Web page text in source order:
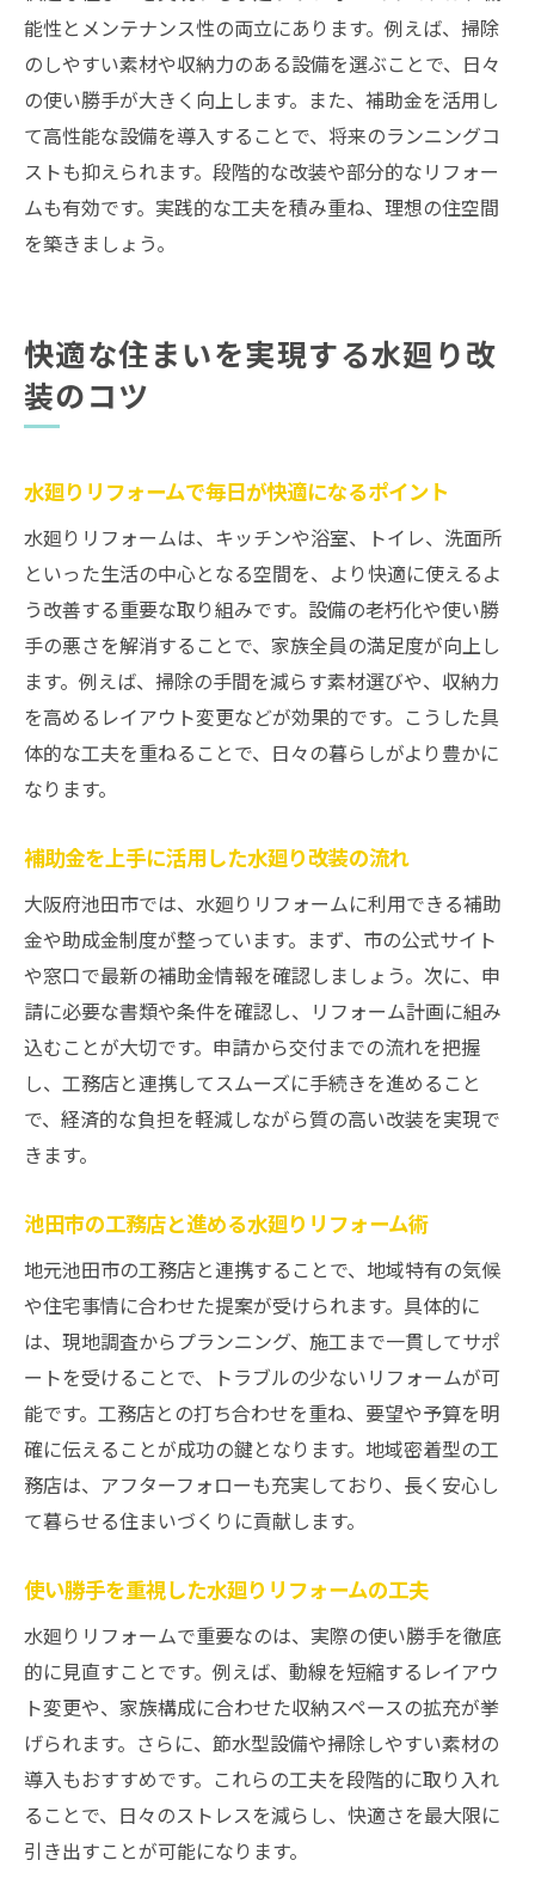
能性とメンテナンス性の両立にあります。例えば、掃除
のしやすい素材や収納力のある設備を選ぶことで、日々
の使い勝手が大きく向上します。また、補助金を活用し
て高性能な設備を導入することで、将来のランニングコ
ストも抑えられます。段階的な改装や部分的なリフォー
ムも有効です。実践的な工夫を積み重ね、理想の住空間
を築きましょう。
快適な住まいを実現する水廻り改
装のコツ
水廻りリフォームで毎日が快適になるポイント
水廻りリフォームは、キッチンや浴室、トイレ、洗面所
といった生活の中心となる空間を、より快適に使えるよ
う改善する重要な取り組みです。設備の老朽化や使い勝
手の悪さを解消することで、家族全員の満足度が向上し
ます。例えば、掃除の手間を減らす素材選びや、収納力
を高めるレイアウト変更などが効果的です。こうした具
体的な工夫を重ねることで、日々の暮らしがより豊かに
なります。
補助金を上手に活用した水廻り改装の流れ
大阪府池田市では、水廻りリフォームに利用できる補助
金や助成金制度が整っています。まず、市の公式サイト
や窓口で最新の補助金情報を確認しましょう。次に、申
請に必要な書類や条件を確認し、リフォーム計画に組み
込むことが大切です。申請から交付までの流れを把握
し、工務店と連携してスムーズに手続きを進めること
で、経済的な負担を軽減しながら質の高い改装を実現で
きます。
池田市の工務店と進める水廻りリフォーム術
地元池田市の工務店と連携することで、地域特有の気候
や住宅事情に合わせた提案が受けられます。具体的に
は、現地調査からプランニング、施工まで一貫してサポ
ートを受けることで、トラブルの少ないリフォームが可
能です。工務店との打ち合わせを重ね、要望や予算を明
確に伝えることが成功の鍵となります。地域密着型の工
務店は、アフターフォローも充実しており、長く安心し
て暮らせる住まいづくりに貢献します。
使い勝手を重視した水廻りリフォームの工夫
水廻りリフォームで重要なのは、実際の使い勝手を徹底
的に見直すことです。例えば、動線を短縮するレイアウ
ト変更や、家族構成に合わせた収納スペースの拡充が挙
げられます。さらに、節水型設備や掃除しやすい素材の
導入もおすすめです。これらの工夫を段階的に取り入れ
ることで、日々のストレスを減らし、快適さを最大限に
引き出すことが可能になります。